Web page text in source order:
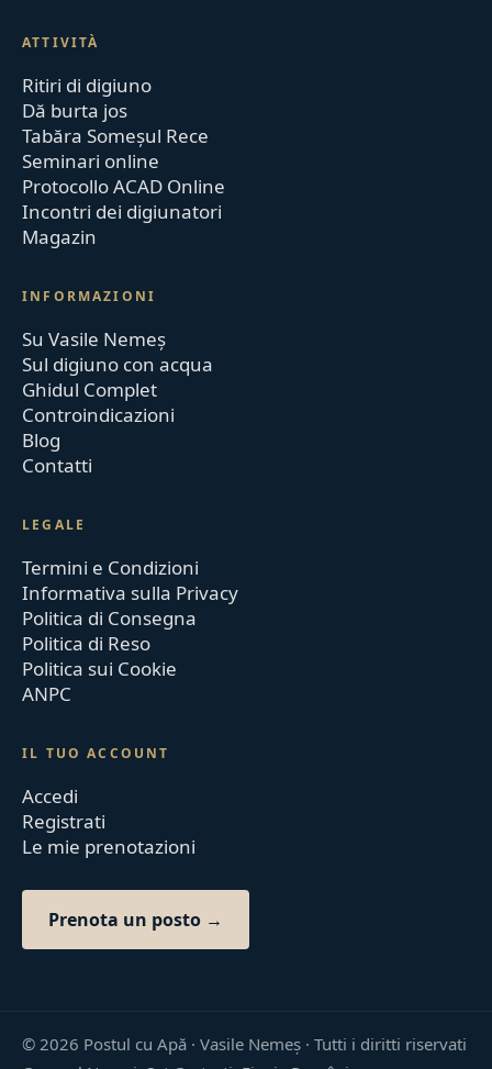
ATTIVITÀ
Ritiri di digiuno
Dă burta jos
Tabăra Someșul Rece
Seminari online
Protocollo ACAD Online
Incontri dei digiunatori
Magazin
INFORMAZIONI
Su Vasile Nemeș
Sul digiuno con acqua
Ghidul Complet
Controindicazioni
Blog
Contatti
LEGALE
Termini e Condizioni
Informativa sulla Privacy
Politica di Consegna
Politica di Reso
Politica sui Cookie
ANPC
IL TUO ACCOUNT
Accedi
Registrati
Le mie prenotazioni
Prenota un posto →
©2026 Postul cu Apă · Vasile Nemeș ·Tutti i diritti riservati